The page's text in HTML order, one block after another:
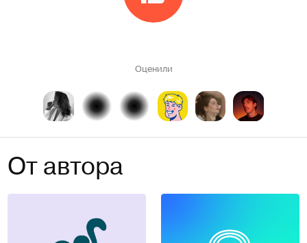
Оценили
От автора